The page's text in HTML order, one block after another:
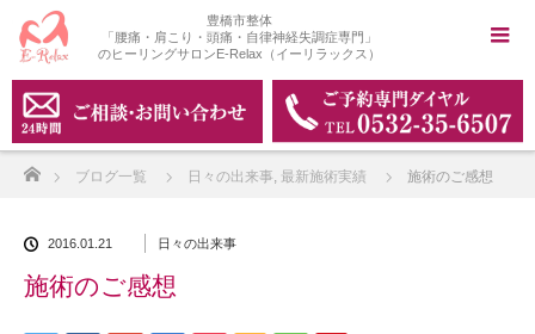
豊橋市整体
「腰痛・肩こり・頭痛・自律神経失調症専門」
のヒーリングサロンE-Relax（イーリラックス）
ブログ一覧 日々の出来事, 最新施術実績 施術のご感想
2016.01.21 日々の出来事
施術のご感想